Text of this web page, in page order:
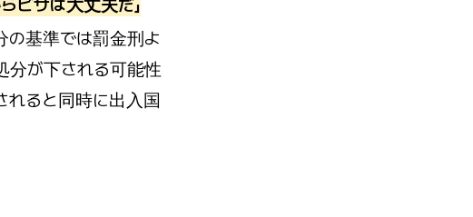
の基準では罰金刑よ
分が下される可能性
れると同時に出入国